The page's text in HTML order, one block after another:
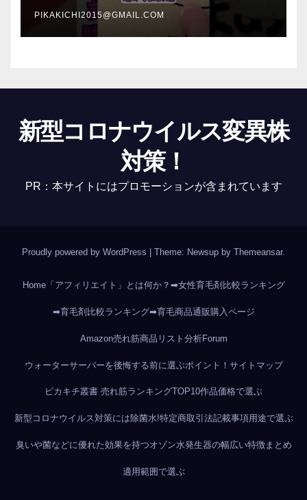
PIKAKICHI2015@GMAIL.COM
新型コロナウイルス変異株
対策！
PR：本サイトにはプロモーションが含まれています
Proudly powered by WordPress Theme: Newsup by Themeansar.
Home「アフィリエイト」とは何か？ ➡女性育毛剤比較ランキング
➡育毛剤比較ランキング➡育毛商品通販購入ページ
Amazon売れ筋商品リスト分析Forum
ウォーターサーバーを後悔する前に選ぶポイント！ サイトマップ
ピカキチ叢書 売れ筋ランキングTOP10作品価格で選ぶ
新型コロナウイルス対策には除菌水!特定商取引法記載事項用途で選ぶ
臭いや菌などに優れた効果を持つオゾン水発生器の幅広い特徴まとめ
適用範囲で選ぶ